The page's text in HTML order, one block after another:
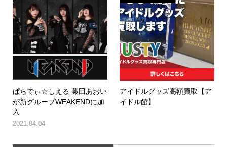
ぱらでぃ☆しえる 藤田あおい
が新グループWEAKENDに加
入
2021.04.04
アイドルグッズ高額買取【ア
イドル館】